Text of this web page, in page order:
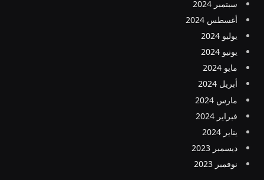
سبتمبر 2024
أغسطس 2024
يوليو 2024
يونيو 2024
مايو 2024
أبريل 2024
مارس 2024
فبراير 2024
يناير 2024
ديسمبر 2023
نوفمبر 2023